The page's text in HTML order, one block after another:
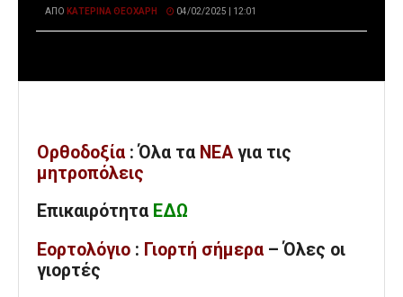
ΑΠΌ ΚΑΤΕΡΊΝΑ ΘΕΟΧΆΡΗ 04/02/2025 | 12:01
Ορθοδοξία : Όλα τα ΝΕΑ για τις
μητροπόλεις
Επικαιρότητα ΕΔΩ
Εορτολόγιο : Γιορτή σήμερα – Όλες οι
γιορτές